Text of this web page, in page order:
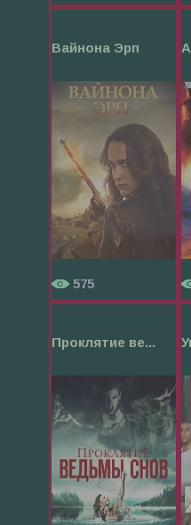
Вайнона Эрп
575
Проклятие ве...